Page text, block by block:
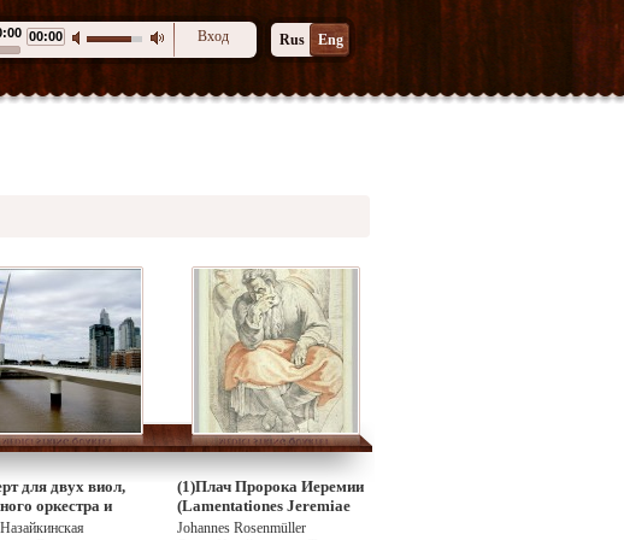
00:00 Вход Rus Eng
для двух виол,
оркестра и
(1)Плач Пророка Иеремии
(Lamentationes Jeremiae
Prophetae)
Johannes Rosenmüller